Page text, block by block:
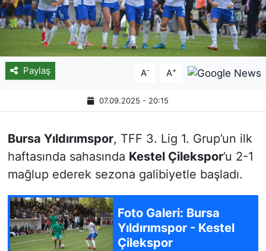
Paylaş A- A+
07.09.2025 - 20:15
Bursa Yıldırımspor, TFF 3. Lig 1. Grup’un ilk
haftasında sahasında Kestel Çilekspor’u 2-1
mağlup ederek sezona galibiyetle başladı.
Foto Galeri: Bursa
Yıldırımspor - Kestel
Çilekspor